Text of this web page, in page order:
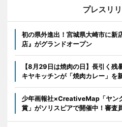
プレスリ
初の県外進出！宮城県大崎市に新
店』がグランドオープン
【8月29日は焼肉の日】長引く残
キヤキッチンが「焼肉カレー」を
少年画報社×CreativeMap「ヤン
賞」がソリスピアで開催中！審査